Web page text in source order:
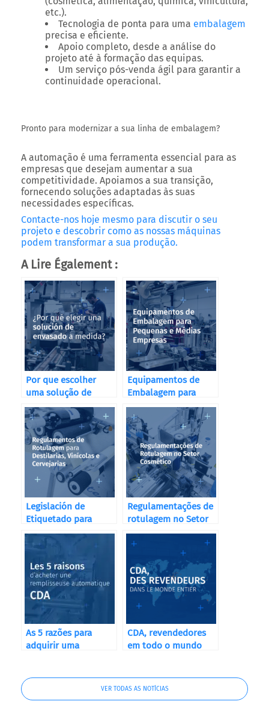
etc.).
Tecnologia de ponta para uma embalagem
precisa e eficiente.
Apoio completo, desde a análise do
projeto até à formação das equipas.
Um serviço pós-venda ágil para garantir a
continuidade operacional.
Pronto para modernizar a sua linha de embalagem?
A automação é uma ferramenta essencial para as
empresas que desejam aumentar a sua
competitividade. Apoiamos a sua transição,
fornecendo soluções adaptadas às suas
necessidades específicas.
Contacte-nos hoje mesmo para discutir o seu
projeto e descobrir como as nossas máquinas
podem transformar a sua produção.
A Lire Également :
Por que escolher
uma solução de
embalagem sob
medida?
Equipamentos de
Embalagem para
Pequenas e Médias
Empresas
Legislación de
Etiquetado para
Destilerías, Bodegas
y Cervecerías
Regulamentações de
rotulagem no Setor
Cosmético
As 5 razões para
adquirir uma
automática CDA
CDA, revendedores
em todo o mundo
VER TODAS AS NOTÍCIAS